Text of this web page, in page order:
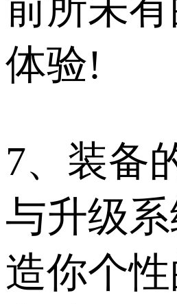
体验!
7、装备
与升级
造你个